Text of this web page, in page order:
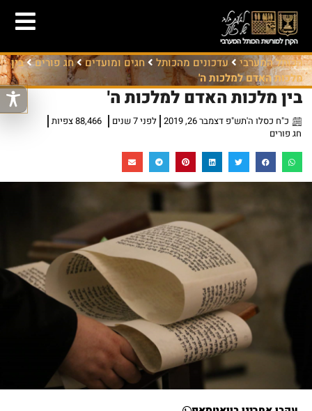
הכותל המערבי עדכונים מהכותל חגים ומועדים חג פורים
בין
מלכות האדם למלכות ה'
בין מלכות האדם למלכות ה'
כ"ח כסלו ה'תש"פ דצמבר 26, 2019 לפני 7 שנים
88,466 צפיות
חג פורים